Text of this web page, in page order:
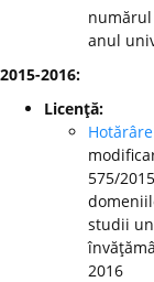
anul
2015-2016:
Licenţă:
575/
studii
2016